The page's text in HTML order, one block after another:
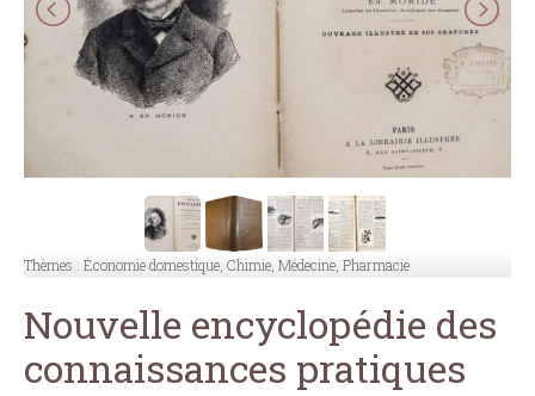
Thèmes : Économie domestique, Chimie, Médecine, Pharmacie
Nouvelle encyclopédie des
connaissances pratiques